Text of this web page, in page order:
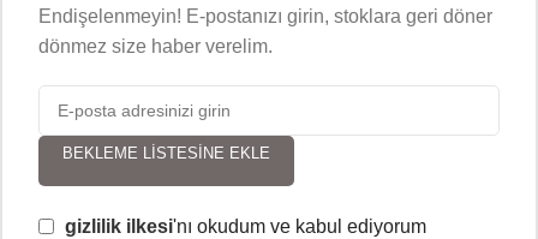
Endişelenmeyin! E-postanızı girin, stoklara geri döner
dönmez size haber verelim.
BEKLEME LISTESINE EKLE
gizlilik ilkesi'nı okudum ve kabul ediyorum